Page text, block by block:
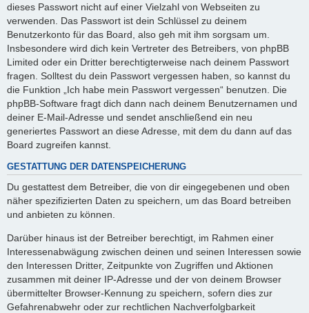
dieses Passwort nicht auf einer Vielzahl von Webseiten zu
verwenden. Das Passwort ist dein Schlüssel zu deinem
Benutzerkonto für das Board, also geh mit ihm sorgsam um.
Insbesondere wird dich kein Vertreter des Betreibers, von phpBB
Limited oder ein Dritter berechtigterweise nach deinem Passwort
fragen. Solltest du dein Passwort vergessen haben, so kannst du
die Funktion „Ich habe mein Passwort vergessen“ benutzen. Die
phpBB-Software fragt dich dann nach deinem Benutzernamen und
deiner E-Mail-Adresse und sendet anschließend ein neu
generiertes Passwort an diese Adresse, mit dem du dann auf das
Board zugreifen kannst.
GESTATTUNG DER DATENSPEICHERUNG
Du gestattest dem Betreiber, die von dir eingegebenen und oben
näher spezifizierten Daten zu speichern, um das Board betreiben
und anbieten zu können.
Darüber hinaus ist der Betreiber berechtigt, im Rahmen einer
Interessenabwägung zwischen deinen und seinen Interessen sowie
den Interessen Dritter, Zeitpunkte von Zugriffen und Aktionen
zusammen mit deiner IP-Adresse und der von deinem Browser
übermittelter Browser-Kennung zu speichern, sofern dies zur
Gefahrenabwehr oder zur rechtlichen Nachverfolgbarkeit